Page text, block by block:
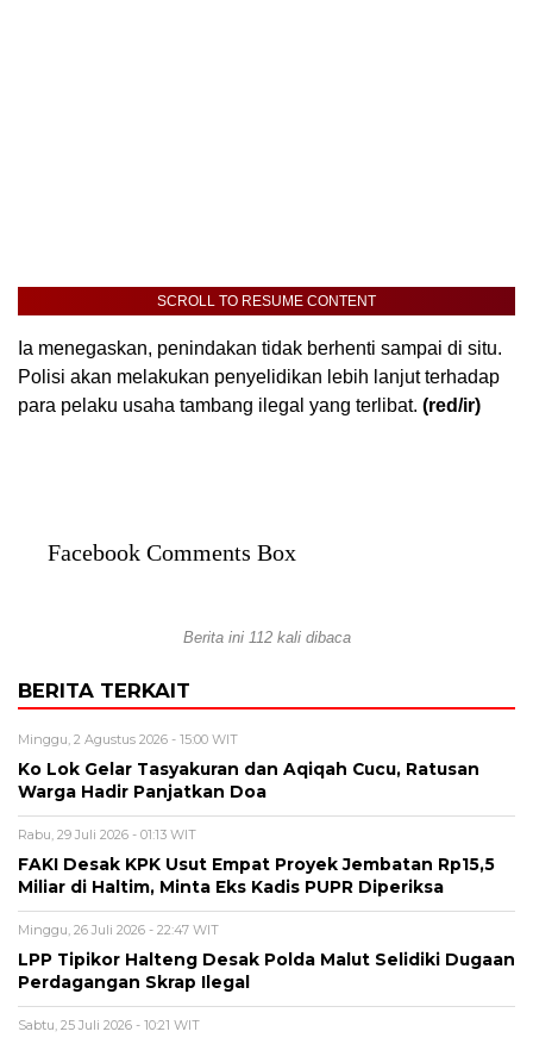
SCROLL TO RESUME CONTENT
Ia menegaskan, penindakan tidak berhenti sampai di situ.
Polisi akan melakukan penyelidikan lebih lanjut terhadap
para pelaku usaha tambang ilegal yang terlibat. (red/ir)
Facebook Comments Box
Berita ini 112 kali dibaca
BERITA TERKAIT
Minggu, 2 Agustus 2026 - 15:00 WIT
Ko Lok Gelar Tasyakuran dan Aqiqah Cucu, Ratusan
Warga Hadir Panjatkan Doa
Rabu, 29 Juli 2026 - 01:13 WIT
FAKI Desak KPK Usut Empat Proyek Jembatan Rp15,5
Miliar di Haltim, Minta Eks Kadis PUPR Diperiksa
Minggu, 26 Juli 2026 - 22:47 WIT
LPP Tipikor Halteng Desak Polda Malut Selidiki Dugaan
Perdagangan Skrap Ilegal
Sabtu, 25 Juli 2026 - 10:21 WIT